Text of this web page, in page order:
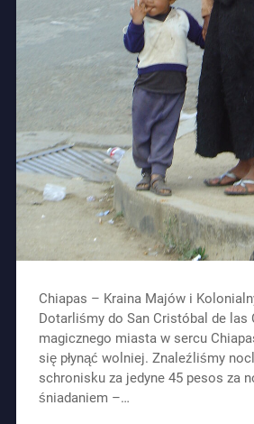
Chiapas – Kraina Majów i
Dotarliśmy do San Cristóbal de las
magicznego miasta w sercu
się płynąć wolniej. Znaleźliśmy
schronisku za jedyne 45 pesos za
śniadaniem –…